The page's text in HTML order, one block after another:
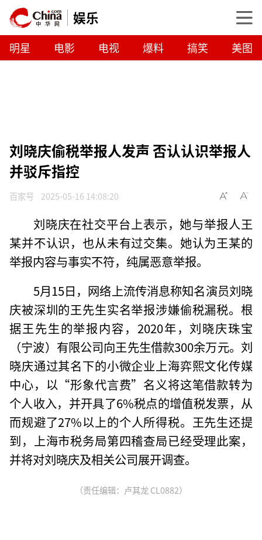
娱乐
明星 电影 电视 爆料 搞笑 美图
刘晓庆偷税举报人发声 否认认识举报人
并驳斥指控
百家号 2025-05-16 14:08:20
刘晓庆在社交平台上表示，她与举报人王
某并不认识，也从未有过交集。她认为王某的
举报内容与事实不符，纯属恶意举报。
5月15日，网络上流传消息称知名演员刘晓
庆被深圳的王先生实名举报涉嫌偷税漏税。根
据王先生的举报内容，2020年，刘晓庆珠宝
（宁波）有限公司向王先生借款300余万元。刘
晓庆通过其名下的小微企业上海弈熙文化传媒
中心，以“形象代言费”名义将这笔借款转为
个人收入，并开具了6%税点的增值税发票，从
而规避了27%以上的个人所得税。王先生还提
到，上海市税务局第四稽查局已经受理此案，
并将对刘晓庆及相关公司展开调查。
（责任编辑：卢其龙 CL0882）